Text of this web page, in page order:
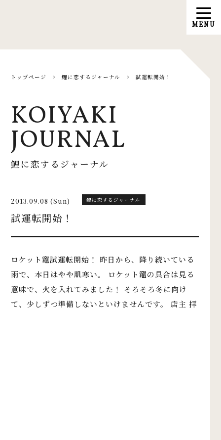
トップページ >鯉に恋するジャーナル >試運転開始！
KOIYAKI
JOURNAL
鯉に恋するジャーナル
2013.09.08 (Sun) 鯉に恋するジャーナル
試運転開始！
ロケット竈試運転開始！ 昨日から、降り続いている
雨で、本日はやや肌寒い。 ロケット竈の具合は見る
意味で、火を入れてみました！ そろそろ冬に向け
て、少しずつ準備しないといけませんです。 店主 拝